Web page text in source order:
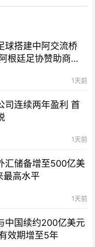
球搭建中阿交流桥
根廷足协赞助商招
1天前
司连续两年盈利 首
1天前
汇储备增至500亿美
最高水平
1天前
中国续约200亿美元
效期增至5年